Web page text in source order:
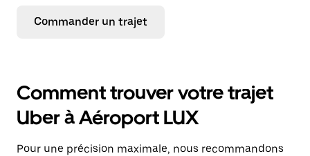
Commander un trajet
Comment trouver votre trajet
Uber à Aéroport LUX
Pour une précision maximale, nous recommandons